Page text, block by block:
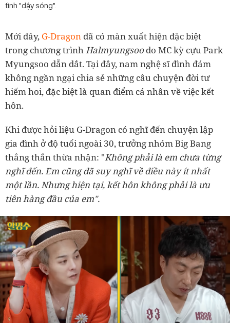
tình "dậy sóng".
Mới đây, G-Dragon đã có màn xuất hiện đặc biệt
trong chương trìnhHalmyungsoodo MC kỳ cựu Park
Myungsoo dẫn dắt. Tại đây, nam nghệ sĩ đình đám
không ngần ngại chia sẻ những câu chuyện đời tư
hiếm hoi, đặc biệt là quan điểm cá nhân về việc kết
hôn.
Khi được hỏi liệu G-Dragon có nghĩ đến chuyện lập
gia đình ở độ tuổi ngoài 30, trưởng nhóm Big Bang
thẳng thắn thừa nhận: "Không phải là em chưa từng
nghĩ đến. Em cũng đã suy nghĩ về điều này ít nhất
một lần. Nhưng hiện tại, kết hôn không phải là ưu
tiên hàng đầu của em".